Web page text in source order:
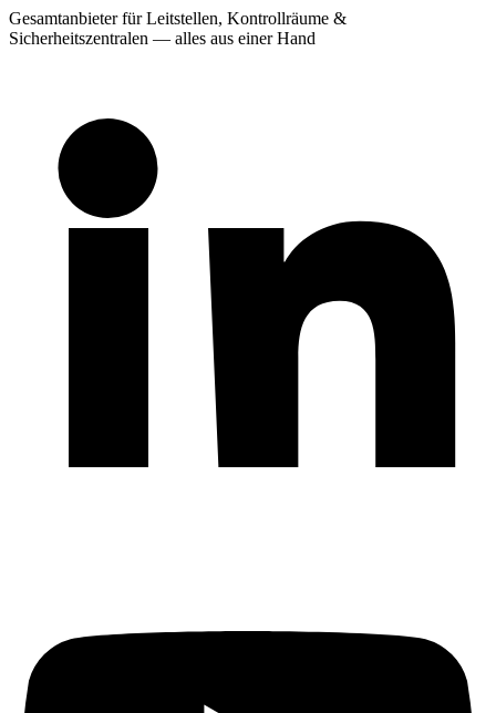
Gesamtanbieter für Leitstellen, Kontrollräume &
Sicherheitszentralen — alles aus einer Hand